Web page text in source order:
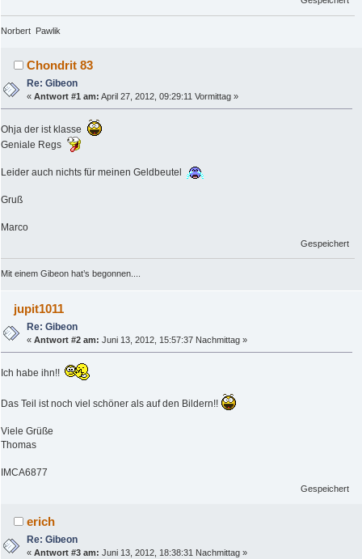
Norbert Pawlik
Chondrit 83
Re: Gibeon
«Antwort #1 am: April 27, 2012, 09:29:11 Vormittag »
Ohja der ist klasse
Geniale Regs
Leider auch nichts für meinen Geldbeutel
Gruß
Marco
Gespeichert
Mit einem Gibeon hat’s begonnen....
jupit1011
Re: Gibeon
«Antwort #2 am: Juni 13, 2012, 15:57:37 Nachmittag »
Ich habe ihn!!
Das Teil ist noch viel schöner als auf den Bildern!!
Viele Grüße
Thomas
IMCA6877
Gespeichert
erich
Re: Gibeon
«Antwort #3 am: Juni 13, 2012, 18:38:31 Nachmittag »